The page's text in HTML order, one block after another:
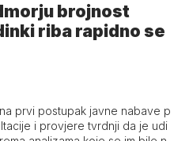
brojnost
riba rapidno se
prvi postupak javne nabave p
i provjere tvrdnji da je udi